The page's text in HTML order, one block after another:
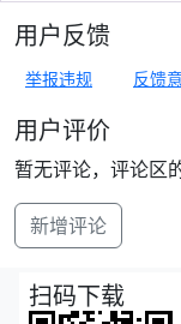
用户反馈
举报违规 反馈
用户评价
暂无评论，评论区
新增评论
扫码下载